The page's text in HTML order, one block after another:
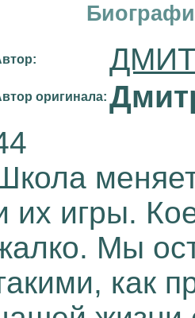
оригинала:
их игры.
Мы
как